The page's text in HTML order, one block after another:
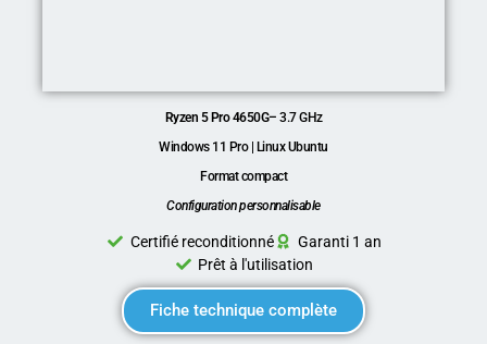
Ryzen 5 Pro 4650G– 3.7 GHz
Windows 11 Pro | Linux Ubuntu
Format compact
Configuration personnalisable
Certifié reconditionné
Garanti 1 an
Prêt à l'utilisation
Fiche technique complète